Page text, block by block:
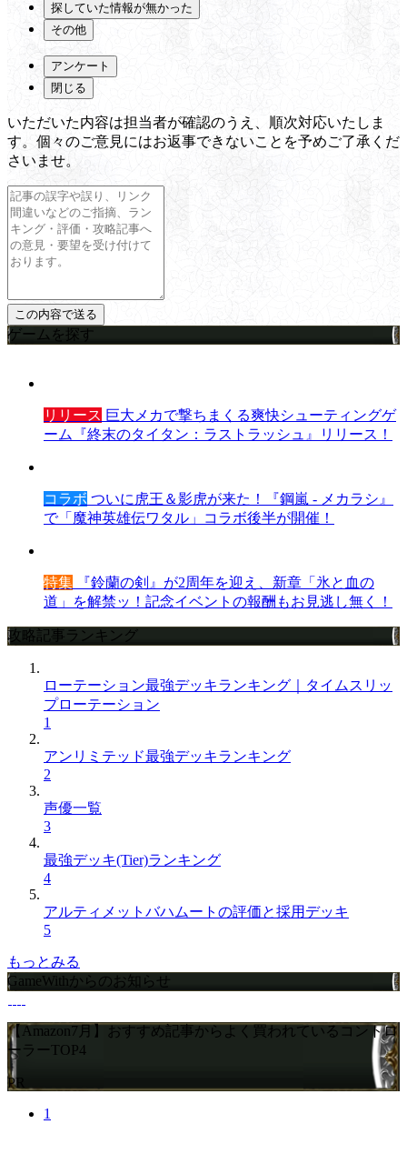
探していた情報が無かった
その他
アンケート
閉じる
いただいた内容は担当者が確認のうえ、順次対応いたしま
す。個々のご意見にはお返事できないことを予めご了承くだ
さいませ。
ゲームを探す
リリース 巨大メカで撃ちまくる爽快シューティングゲ
ーム『終末のタイタン：ラストラッシュ』リリース！
コラボ ついに虎王＆影虎が来た！『鋼嵐 - メカラシ』
で「魔神英雄伝ワタル」コラボ後半が開催！
特集 『鈴蘭の剣』が2周年を迎え、新章「氷と血の
道」を解禁ッ！記念イベントの報酬もお見逃し無く！
攻略記事ランキング
ローテーション最強デッキランキング｜タイムスリッ
プローテーション
1
アンリミテッド最強デッキランキング
2
声優一覧
3
最強デッキ(Tier)ランキング
4
アルティメットバハムートの評価と採用デッキ
5
もっとみる
GameWithからのお知らせ
【Amazon7月】おすすめ記事からよく買われているコントロ
ーラーTOP4
PR
1